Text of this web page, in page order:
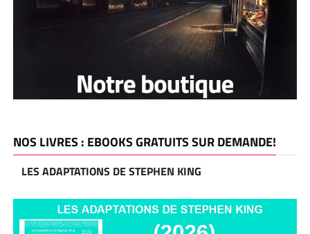
NOS LIVRES : EBOOKS GRATUITS SUR DEMANDE!
LES ADAPTATIONS DE STEPHEN KING